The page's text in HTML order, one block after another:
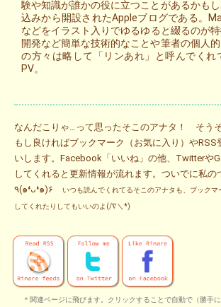
験や知識が誰かの役に立つことがあるかも
込みから開設されたAppleブログである。
などをイラスト入りでゆるゆると綴るのが
開発など簡単な技術的なことや筆者の個人
の方々は略して「リンあれ」と呼んでくれ
PV。
なんだこりゃ…って思ったそこのアナタ！ そう
もし良ければブックマーク（お気に入り）やRSS
いします。Facebook「いいね」の他、Twitterや
してくれると更新情報が流れます。ついでに私の
٩(๑❛ᴗ❛๑)۶
いつも読んでくれてるそこのアナタも、ブックマ
してくれたりしてもいいのよ(/∇＼*)
＊関連ページに飛びます。クリックすることで自動で（勝手